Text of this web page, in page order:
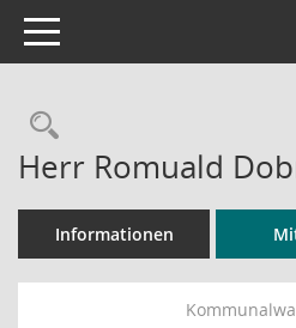
Toggle navigation
Rechercheauswahl
Herr Romuald
Informationen